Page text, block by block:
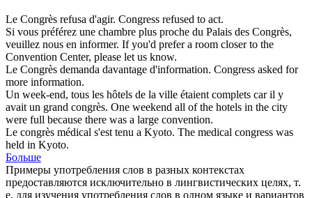
Le Congrès refusa d'agir. Congress refused to act.
Si vous préférez une chambre plus proche du Palais des Congrès,
veuillez nous en informer. If you'd prefer a room closer to the
Convention Center, please let us know.
Le Congrès demanda davantage d'information. Congress asked for
more information.
Un week-end, tous les hôtels de la ville étaient complets car il y
avait un grand congrès. One weekend all of the hotels in the city
were full because there was a large convention.
Le congrès médical s'est tenu a Kyoto. The medical congress was
held in Kyoto.
Больше
Примеры употребления слов в разных контекстах
предоставляются исключительно в лингвистических целях, т.
е. для изучения употребления слов в одном языке и вариантов